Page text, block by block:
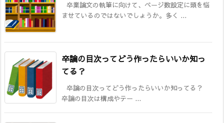
卒業論文の執筆に向けて、ページ数設定に頭を悩
ませているのではないでしょうか。多く ...
卒論の目次ってどう作ったらいいか知っ
てる？
卒論の目次ってどう作ったらいいか知ってる？
卒論の目次は構成やテー ...